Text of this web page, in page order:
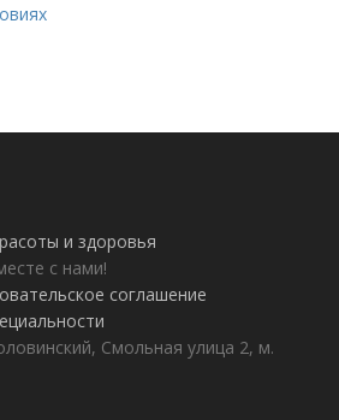
и здоровья
с нами!
соглашение
Смольная улица 2, м.